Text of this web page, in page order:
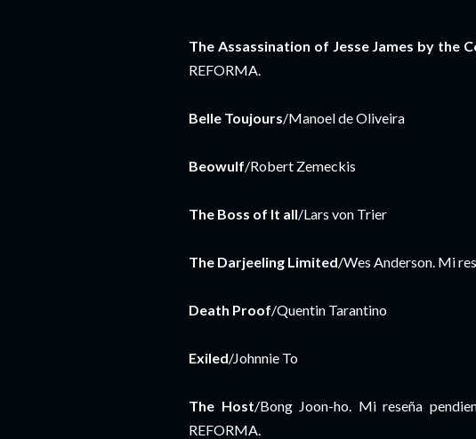
The Assassination of Jesse James by the
REFORMA.
Belle Toujours/Manoel de Oliveira
Beowulf/Robert Zemeckis
The Boss of It all/Lars von Trier
The Darjeeling Limited/Wes Anderson. Mi
Death Proof/Quentin Tarantino
Exiled/Johnnie To
The Host/Bong Joon-ho. Mi reseña
REFORMA.